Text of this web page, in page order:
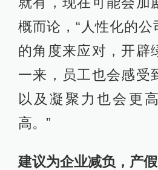
概而论，“人性化的
的角度来应对，开辟
一来，员工也会感受
以及凝聚力也会更
高。”
建议为企业减负，产